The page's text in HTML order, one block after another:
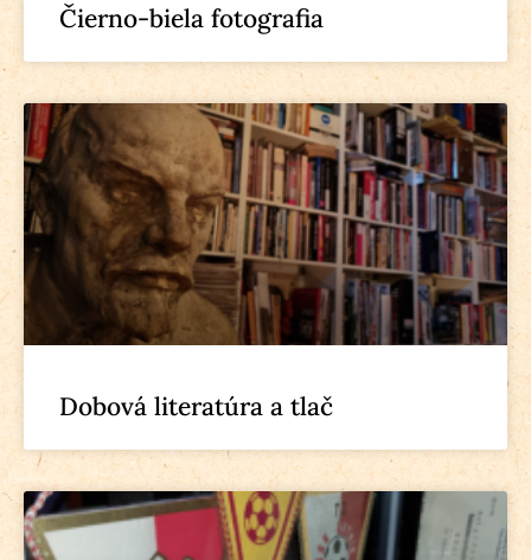
Čierno-biela fotografia
Dobová literatúra a tlač